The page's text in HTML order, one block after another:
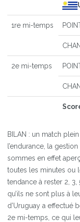
1re mi-temps
2e mi-temps
BILAN : un match
l’endurance, la
sommes en effet
toutes les minutes ou
tendance à rester 2,
qu’ils ne sont plus à
d’Uruguay a effectué
2e mi-temps, ce qui